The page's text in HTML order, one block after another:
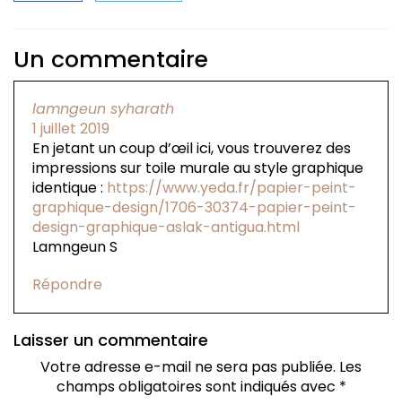
Un commentaire
lamngeun syharath
1 juillet 2019
En jetant un coup d’œil ici, vous trouverez des
impressions sur toile murale au style graphique
identique : https://www.yeda.fr/papier-peint-
graphique-design/1706-30374-papier-peint-
design-graphique-aslak-antigua.html
Lamngeun S
Répondre
Laisser un commentaire
Votre adresse e-mail ne sera pas publiée. Les
champs obligatoires sont indiqués avec *